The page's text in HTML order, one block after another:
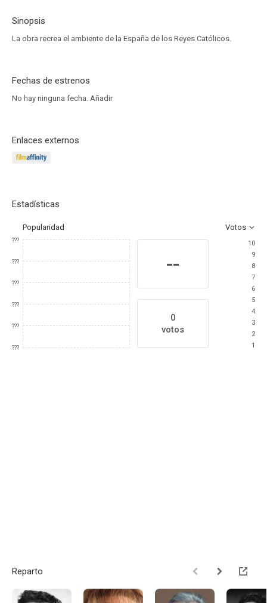
Sinopsis
La obra recrea el ambiente de la España de los Reyes Católicos.
Fechas de estrenos
No hay ninguna fecha. Añadir
Enlaces externos
Estadísticas
Popularidad Votos
???
???
???
???
???
???
--
0
votos
10
9
8
7
6
5
4
3
2
1
Reparto